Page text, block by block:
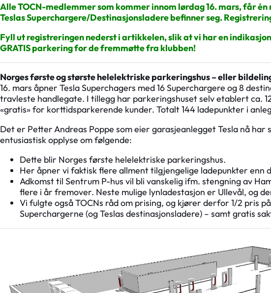
Alle TOCN-medlemmer som kommer innom lørdag 16. mars, får
Teslas Superchargere/Destinasjonsladere befinner seg.
Fyll ut registreringen nederst i artikkelen, slik at vi har en
GRATIS parkering for de fremmøtte fra klubben!
Norges første og største helelektriske parkeringshus – eller
16. mars åpner Tesla Superchagers med 16 Superchargere og 8
travleste handlegate. I tillegg har parkeringshuset selv etablert ca.
«gratis» for korttidsparkerende kunder. Totalt 144 ladepunkter i
Det er Petter Andreas Poppe som eier garasjeanlegget Tesla nå har
entusiastisk opplyse om følgende:
Dette blir Norges første helelektriske parkeringshus.
Her åpner vi faktisk flere allment tilgjengelige ladepunkter enn
Adkomst til Sentrum P-hus vil bli vanskelig ifm. stengning av
flere i år fremover. Neste mulige lynladestasjon er Ullevål, og
Vi fulgte også TOCNs råd om prising, og kjører derfor 1/2 pris
Superchargerne (og Teslas destinasjonsladere) – samt gratis